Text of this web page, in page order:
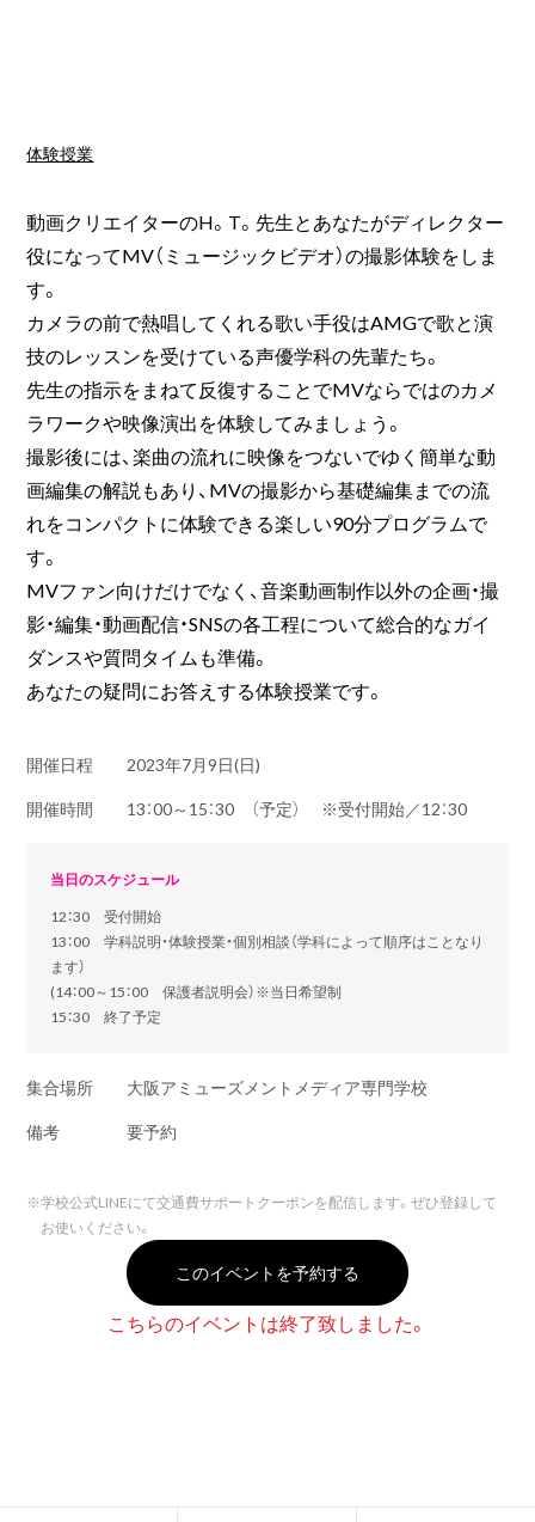
体験授業
動画クリエイターのH。T。先生とあなたがディレクター
役になってMV（ミュージックビデオ）の撮影体験をしま
す。
カメラの前で熱唱してくれる歌い手役はAMGで歌と演
技のレッスンを受けている声優学科の先輩たち。
先生の指示をまねて反復することでMVならではのカメ
ラワークや映像演出を体験してみましょう。
撮影後には、楽曲の流れに映像をつないでゆく簡単な動
画編集の解説もあり、MVの撮影から基礎編集までの流
れをコンパクトに体験できる楽しい90分プログラムで
す。
MVファン向けだけでなく、音楽動画制作以外の企画・撮
影・編集・動画配信・SNSの各工程について総合的なガイ
ダンスや質問タイムも準備。
あなたの疑問にお答えする体験授業です。
開催日程
2023年7月9日(日)
開催時間
13：00～15：30 （予定） ※受付開始／12：30
当日のスケジュール
12：30 受付開始
13：00 学科説明・体験授業・個別相談（学科によって順序はことなり
ます）
(14：00～15：00 保護者説明会）※当日希望制
15：30 終了予定
集合場所
大阪アミューズメントメディア専門学校
備考
要予約
※学校公式LINEにて交通費サポートクーポンを配信します。ぜひ登録して
お使いください。
このイベントを予約する
こちらのイベントは終了致しました。